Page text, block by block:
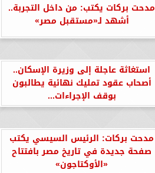
مدحت بركات يكتب: من داخل التجربة..
أشهد لـ«مستقبل مصر»
استغاثة عاجلة إلى وزيرة الإسكان..
أصحاب عقود تمليك نهائية يطالبون
بوقف الإجراءات...
مدحت بركات: الرئيس السيسي يكتب
صفحة جديدة في تاريخ مصر بافتتاح
«الأوكتاجون»